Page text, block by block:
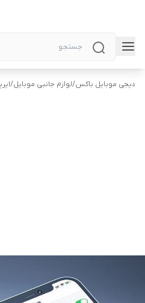
دیجی موبایل باکس/لوازم جانبی موبایل/